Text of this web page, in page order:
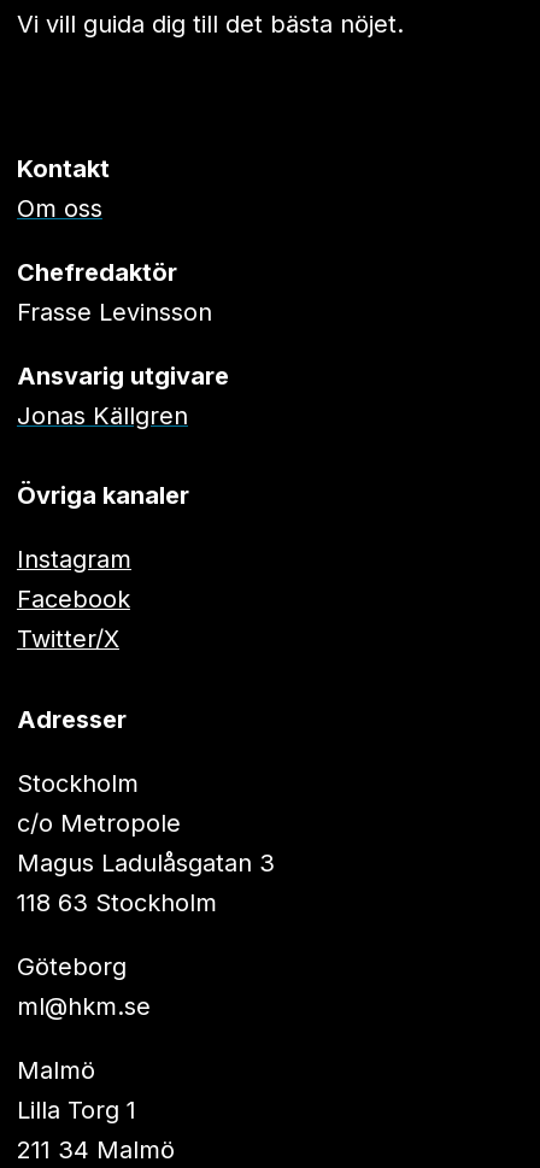
Vi vill guida dig till det bästa nöjet.
Kontakt
Om oss
Chefredaktör
Frasse Levinsson
Ansvarig utgivare
Jonas Källgren
Övriga kanaler
Instagram
Facebook
Twitter/X
Adresser
Stockholm
c/o Metropole
Magus Ladulåsgatan 3
118 63 Stockholm
Göteborg
ml@hkm.se
Malmö
Lilla Torg 1
211 34 Malmö